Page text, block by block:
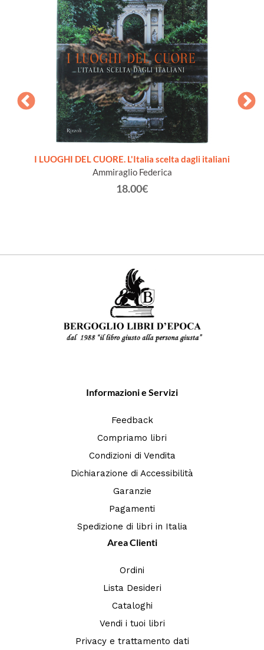
I LUOGHI DEL CUORE. L'Italia scelta dagli italiani
Ammiraglio Federica
18.00€
Informazioni e Servizi
Feedback
Compriamo libri
Condizioni di Vendita
Dichiarazione di Accessibilità
Garanzie
Pagamenti
Spedizione di libri in Italia
Area Clienti
Ordini
Lista Desideri
Cataloghi
Vendi i tuoi libri
Privacy e trattamento dati